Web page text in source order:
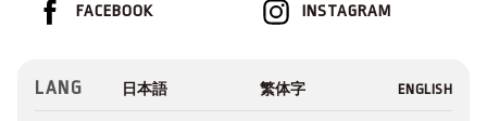
INSTAGRAM
FACEBOOK
LANG